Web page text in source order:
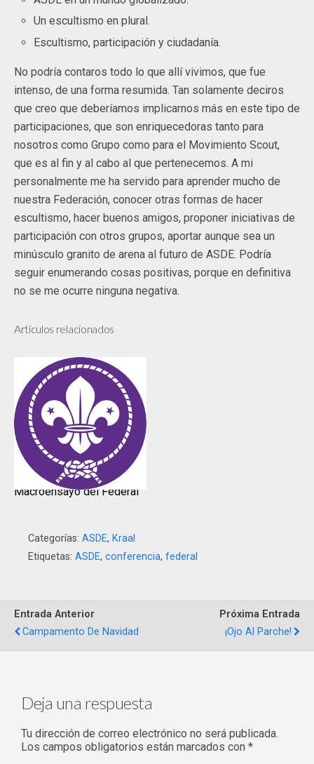
Un escultismo en plural.
Escultismo, participación y ciudadanía.
No podría contaros todo lo que allí vivimos, que fue
intenso, de una forma resumida. Tan solamente deciros
que creo que deberíamos implicarnos más en este tipo de
participaciones, que son enriquecedoras tanto para
nosotros como Grupo como para el Movimiento Scout,
que es al fin y al cabo al que pertenecemos. A mi
personalmente me ha servido para aprender mucho de
nuestra Federación, conocer otras formas de hacer
escultismo, hacer buenos amigos, proponer iniciativas de
participación con otros grupos, aportar aunque sea un
minúsculo granito de arena al futuro de ASDE. Podría
seguir enumerando cosas positivas, porque en definitiva
no se me ocurre ninguna negativa.
Artículos relacionados
Macroensayo del Federal
Categorías: ASDE, Kraal
Etiquetas: ASDE, conferencia, federal
Entrada Anterior
Campamento De Navidad
Próxima Entrada
¡Ojo Al Parche!
Deja una respuesta
Tu dirección de correo electrónico no será publicada.
Los campos obligatorios están marcados con *